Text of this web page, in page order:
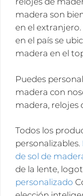
madera son
en el
en el país se
madera en el
Puedes
madera con
madera, relojes
Todos los
personalizables.
de sol de
de la lente,
personalizado